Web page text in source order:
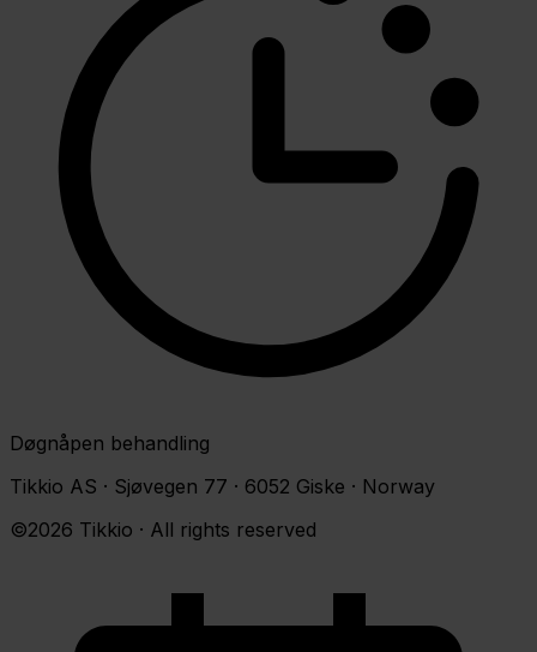
Døgnåpen behandling
Tikkio AS · Sjøvegen 77 · 6052 Giske · Norway
©2026 Tikkio · All rights reserved